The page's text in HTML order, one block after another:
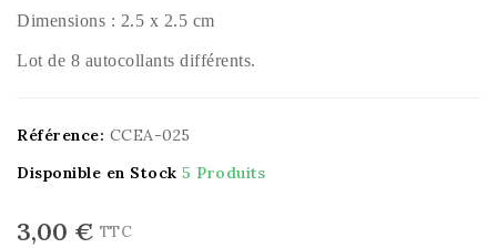
Dimensions : 2.5 x 2.5 cm
Lot de 8 autocollants différents.
Référence: CCEA-025
Disponible en Stock 5 Produits
3,00 € TTC